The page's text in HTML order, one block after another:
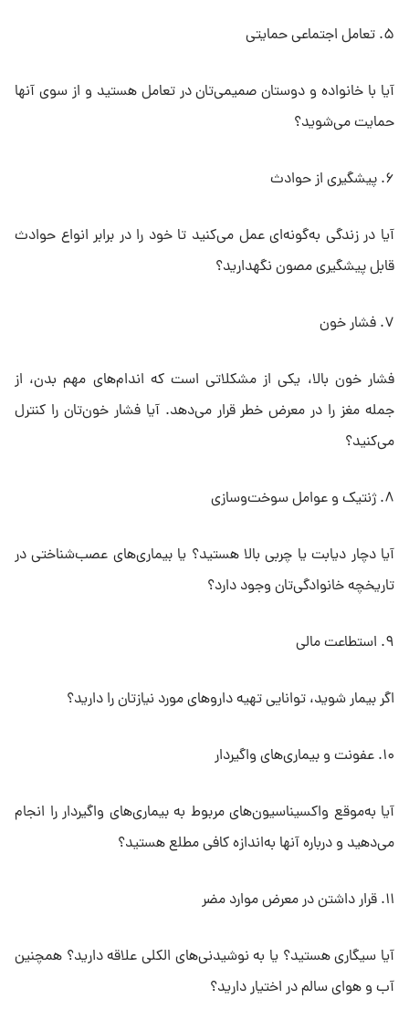
۵. تعامل اجتماعی حمایتی
آیا با خانواده و دوستان صمیمی‌تان در تعامل هستید و از سوی آنها
حمایت می‌شوید؟
۶. پیشگیری از حوادث
آیا در زندگی به‌گونه‌ای عمل می‌کنید تا خود را در برابر انواع حوادث
قابل پیشگیری مصون نگهدارید؟
۷. فشار خون
فشار خون بالا، یکی از مشکلاتی است که اندام‌های مهم بدن، از
جمله مغز را در معرض خطر قرار می‌دهد. آیا فشار خون‌تان را کنترل
می‌کنید؟
۸. ژنتیک و عوامل سوخت‌وسازی
آیا دچار دیابت یا چربی بالا هستید؟ یا بیماری‌های عصب‌شناختی در
تاریخچه خانوادگی‌تان وجود دارد؟
۹. استطاعت مالی
اگر بیمار شوید، توانایی تهیه داروهای مورد نیازتان را دارید؟
۱۰. عفونت و بیماری‌های واگیردار
آیا به‌موقع واکسیناسیون‌های مربوط به بیماری‌های واگیردار را انجام
می‌دهید و درباره آنها به‌اندازه کافی مطلع هستید؟
۱۱. قرار داشتن در معرض موارد مضر
آیا سیگاری هستید؟ یا به نوشیدنی‌های الکلی علاقه دارید؟ همچنین
آب و هوای سالم در اختیار دارید؟